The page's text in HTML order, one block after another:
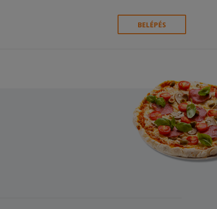
BELÉPÉS